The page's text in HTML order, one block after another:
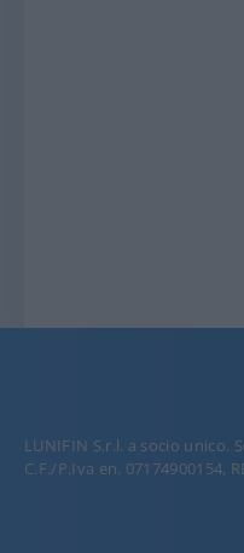
LUNIFIN S.r.l. a socio unico.
C.F./P.Iva en. 07174900154,